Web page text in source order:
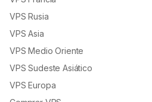
VPS Rusia
VPS Asia
VPS Medio Oriente
VPS Sudeste Asiático
VPS Europa